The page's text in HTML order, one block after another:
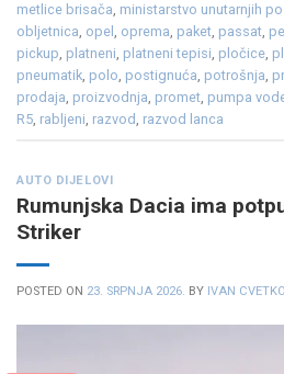
metlice brisača, ministarstvo unutarnjih
obljetnica, opel , oprema, paket, passat,
pickup, platneni, platneni tepisi, pločice,
pneumatik, polo, postignuća, potrošnja,
prodaja, proizvodnja, promet, pumpa
R5, rabljeni, razvod, razvod lanca
AUTO DIJELOVI
Rumunjska Dacia ima
Striker
POSTED ON 23. SRPNJA 2026. BY IVAN